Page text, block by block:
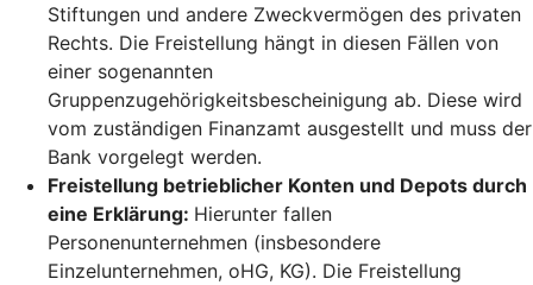
Stiftungen und andere Zweckvermögen des privaten
Rechts. Die Freistellung hängt in diesen Fällen von
einer sogenannten
Gruppenzugehörigkeitsbescheinigung ab. Diese wird
vom zuständigen Finanzamt ausgestellt und muss der
Bank vorgelegt werden.
Freistellung betrieblicher Konten und Depots durch
eine Erklärung: Hierunter fallen
Personenunternehmen (insbesondere
Einzelunternehmen, oHG, KG). Die Freistellung